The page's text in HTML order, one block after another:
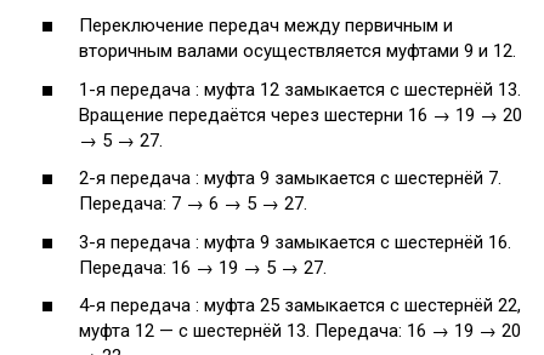
Переключение передач между первичным и
вторичным валами осуществляется муфтами 9 и 12.
1-я передача : муфта 12 замыкается с шестернёй 13.
Вращение передаётся через шестерни 16 → 19 → 20
→ 5 → 27.
2-я передача : муфта 9 замыкается с шестернёй 7.
Передача: 7 → 6 → 5 → 27.
3-я передача : муфта 9 замыкается с шестернёй 16.
Передача: 16 → 19 → 5 → 27.
4-я передача : муфта 25 замыкается с шестернёй 22,
муфта 12 — с шестернёй 13. Передача: 16 → 19 → 20